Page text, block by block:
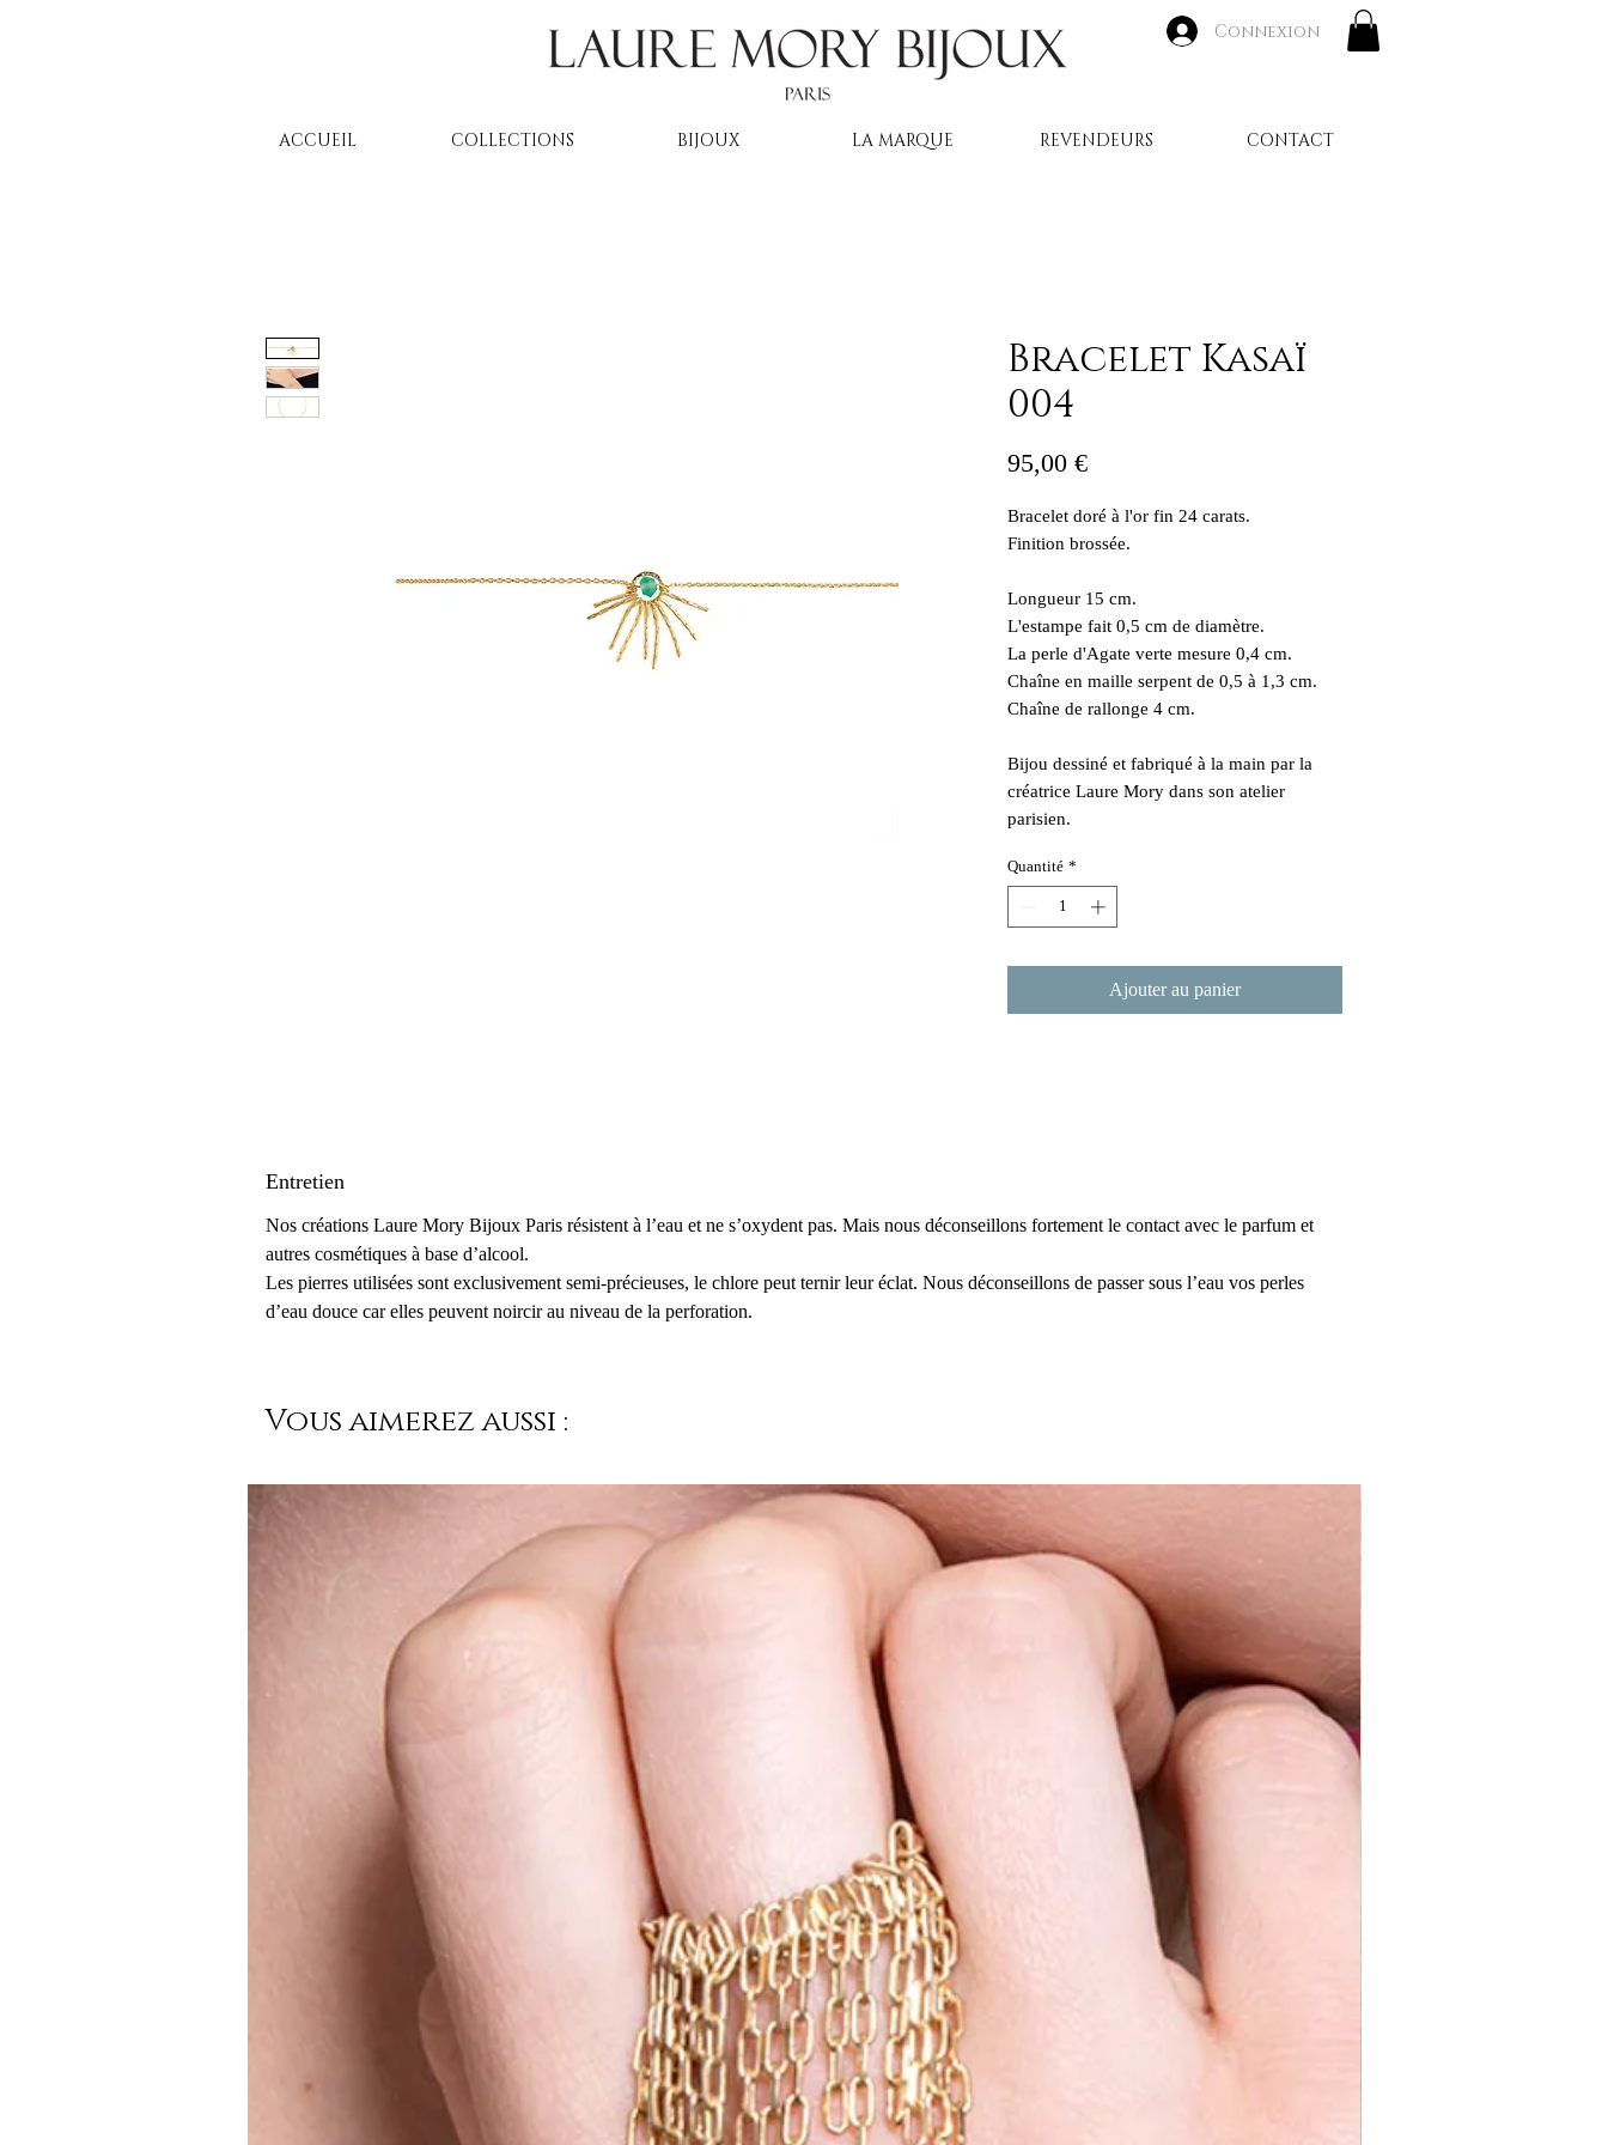
Connexion
ACCUEIL COLLECTIONS BIJOUX LA MARQUE REVENDEURS CONTACT
Bracelet Kasaï
004
95,00 €Prix
Bracelet doré à l'or fin 24 carats.
Finition brossée.
Longueur 15 cm.
L'estampe fait 0,5 cm de diamètre.
La perle d'Agate verte mesure 0,4 cm.
Chaîne en maille serpent de 0,5 à 1,3 cm.
Chaîne de rallonge 4 cm.
Bijou dessiné et fabriqué à la main par la
créatrice Laure Mory dans son atelier
parisien.
Quantité *
Ajouter au panier
Entretien
Nos créations Laure Mory Bijoux Paris résistent à l’eau et ne s’oxydent pas. Mais nous déconseillons fortement le contact avec le parfum et
autres cosmétiques à base d’alcool.
Les pierres utilisées sont exclusivement semi-précieuses, le chlore peut ternir leur éclat. Nous déconseillons de passer sous l’eau vos perles
d’eau douce car elles peuvent noircir au niveau de la perforation.
Vous aimerez aussi :